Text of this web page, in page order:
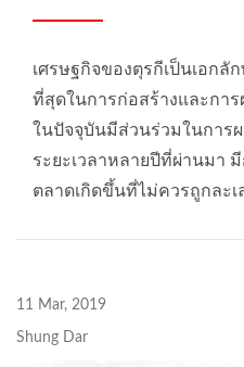
เศรษฐกิจของตุรกีเป็นเอก
ที่สุดในการก่อสร้างและกา
ในปัจจุบันมีส่วนร่วมในการ
ระยะเวลาหลายปีที่ผ่านมา
ตลาดเกิดขึ้นที่ไม่ควรถูกละเ
11 Mar, 2019
Shung Dar